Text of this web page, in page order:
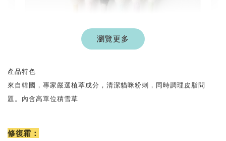
瀏覽更多
產品特色
來自韓國，專家嚴選植萃成分，清潔貓咪粉刺，同時調理皮脂問
題。內含高單位積雪草
修復霜：